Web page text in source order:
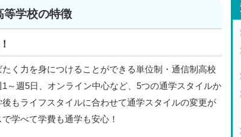
等学校の特徴
く力を身につけることができる単位制・通信制高校
～週5日、オンライン中心など、5つの通学スタイルか
もライフスタイルに合わせて通学スタイルの変更が
学べて学費も通学も安心！